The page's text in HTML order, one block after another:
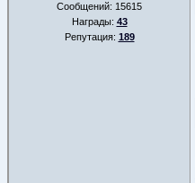
Сообщений: 15615
Награды: 43
Репутация: 189